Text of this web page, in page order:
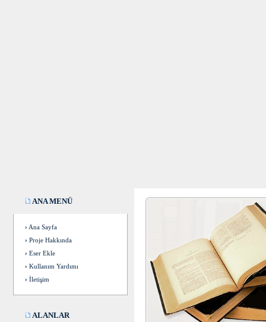
ANA MENÜ
› Ana Sayfa
› Proje Hakkında
› Eser Ekle
› Kullanım Yardımı
› İletişim
ALANLAR